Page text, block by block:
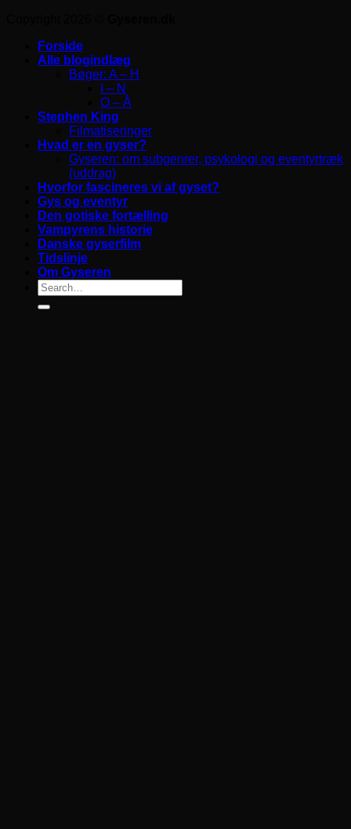
Forside
Alle blogindlæg
Bøger: A – H
I – N
O – Å
Stephen King
Filmatiseringer
Hvad er en gyser?
Gyseren: om subgenrer, psykologi og eventyrtræk
(uddrag)
Hvorfor fascineres vi af gyset?
Gys og eventyr
Den gotiske fortælling
Vampyrens historie
Danske gyserfilm
Tidslinje
Om Gyseren